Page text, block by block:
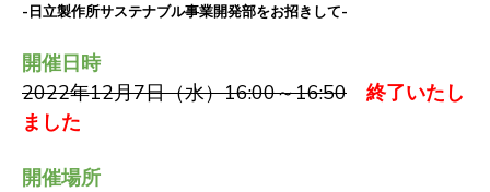
-日立製作所サステナブル事業開発部をお招きして-
開催日時
2022年12月7日（水）16:00～16:50
終了いたし
ました
開催場所